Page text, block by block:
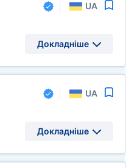
UA
Докладніше
UA
Докладніше